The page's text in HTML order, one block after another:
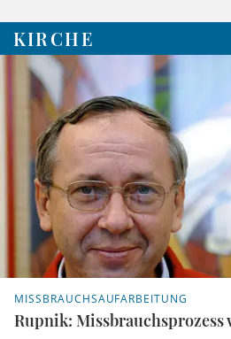
KIRCHE
MISSBRAUCHSAUFARBEITUNG
Rupnik: Missbrauchsprozess